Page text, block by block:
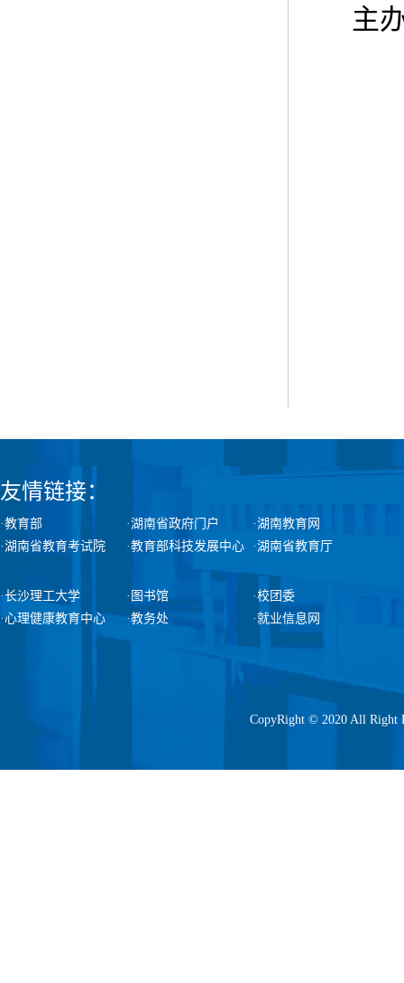
主
友情链接：
·教育部 ·湖南省政府门户
·湖南教育网
·湖南省教育考试院
·教育部科技发展中心 ·湖南省教育厅
·长沙理工大学 ·图书馆
·校团委
·心理健康教育中心
·教务处 ·就业信息网
CopyRight © 2020 All Right